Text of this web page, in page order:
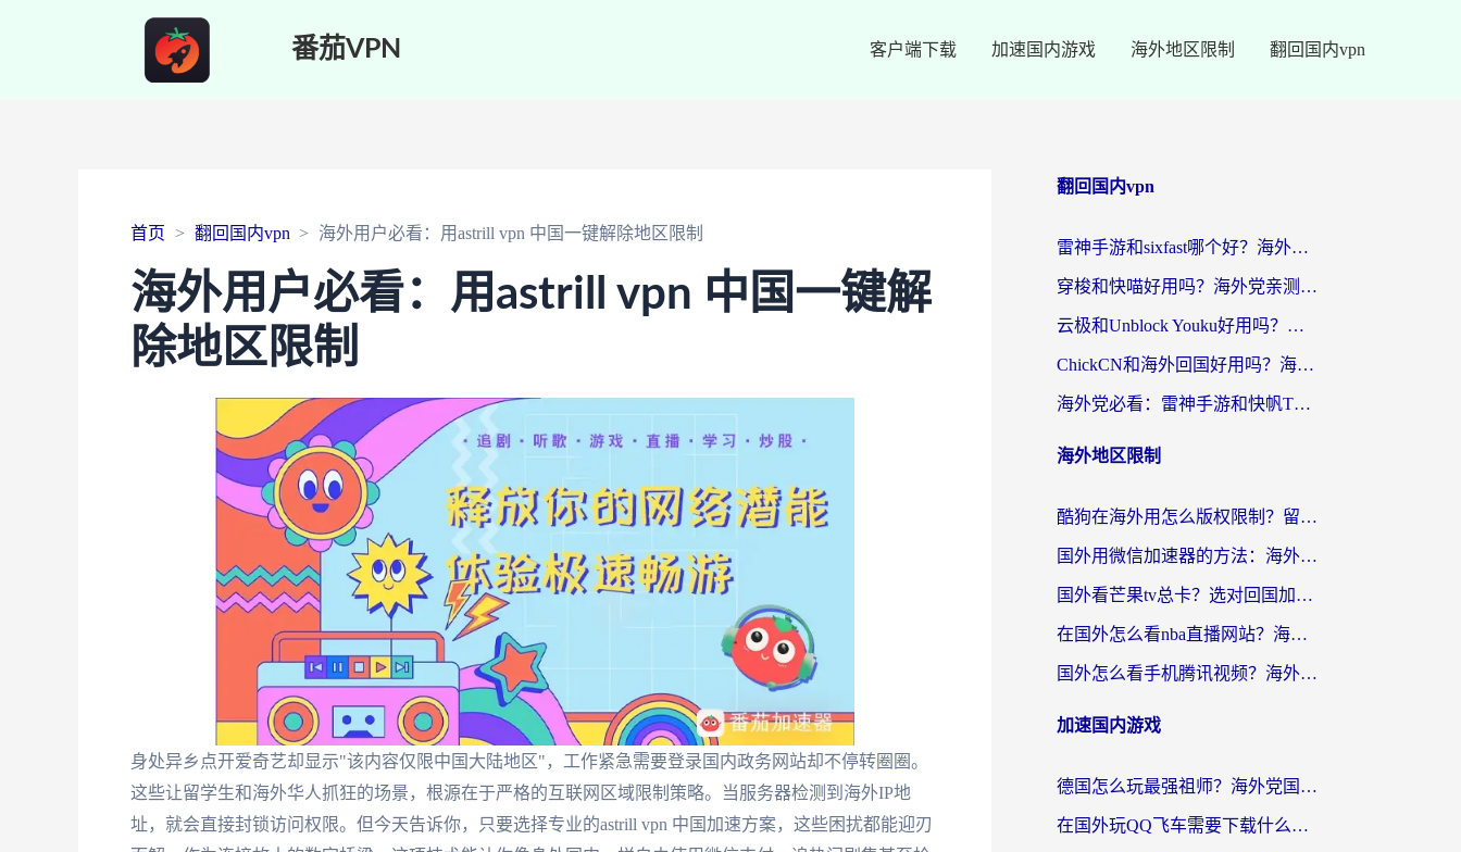
番茄VPN 客户端下载 加速国内游戏 海外地区限制 翻回国内vpn
首页 翻回国内vpn 海外用户必看：用astrill vpn 中国一键解除地区限制
海外用户必看：用astrill vpn 中国一键解
除地区限制
身处异乡点开爱奇艺却显示"该内容仅限中国大陆地区"，工作紧急需要登录国内政务网站却不停转圈圈。
这些让留学生和海外华人抓狂的场景，根源在于严格的互联网区域限制策略。当服务器检测到海外IP地
址，就会直接封锁访问权限。但今天告诉你，只要选择专业的astrill vpn 中国加速方案，这些困扰都能迎刃
翻回国内vpn
雷神手游和sixfast哪个好？海外党亲测3款回国加速器，教你选对不踩坑
穿梭和快喵好用吗？海外党亲测：小众加速器对比+番茄加速器深度体验
云极和Unblock Youku好用吗？海外党亲测+2026回国加速器避坑指南
ChickCN和海外回国好用吗？海外党2026亲测：从手游到影音，选对加速器的3个关键
海外党必看：雷神手游和快帆TV版好用吗？3步选对回国加速器不踩坑
海外地区限制
酷狗在海外用怎么版权限制？留学生亲测：3步解决听国内音乐难题
国外用微信加速器的方法：海外党无缝连接国内生活的实用指南
国外看芒果tv总卡？选对回国加速器，轻松追《浪姐》不费劲
在国外怎么看nba直播网站？海外党专属体育观赛指南，告别地区限制！
国外怎么看手机腾讯视频？海外党亲测有效的追剧加速器选择指南
加速国内游戏
德国怎么玩最强祖师？海外党国服游戏加速器选择全攻略（附宝可梦Online实测）
在国外玩QQ飞车需要下载什么加速器呢？海外党亲测有效的国服游戏加速指南